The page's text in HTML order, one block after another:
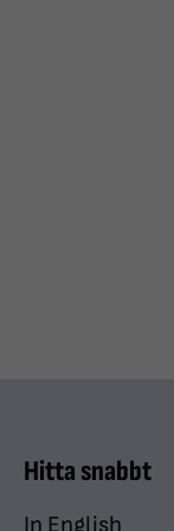
Hitta snabbt
In English